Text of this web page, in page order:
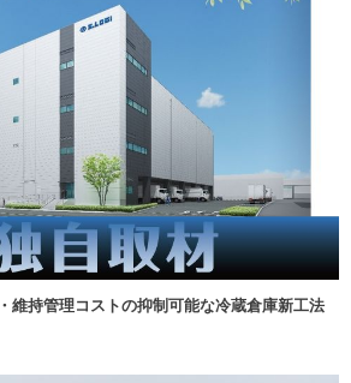
維持管理コストの抑制可能な冷蔵倉庫新工法